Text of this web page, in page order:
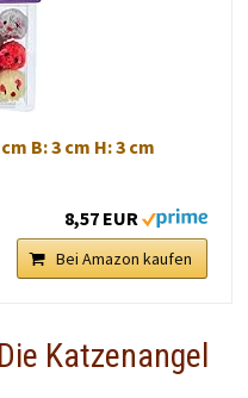
B: 3 cm H: 3 cm
8,57 EUR
Bei Amazon kaufen
Katzenangel